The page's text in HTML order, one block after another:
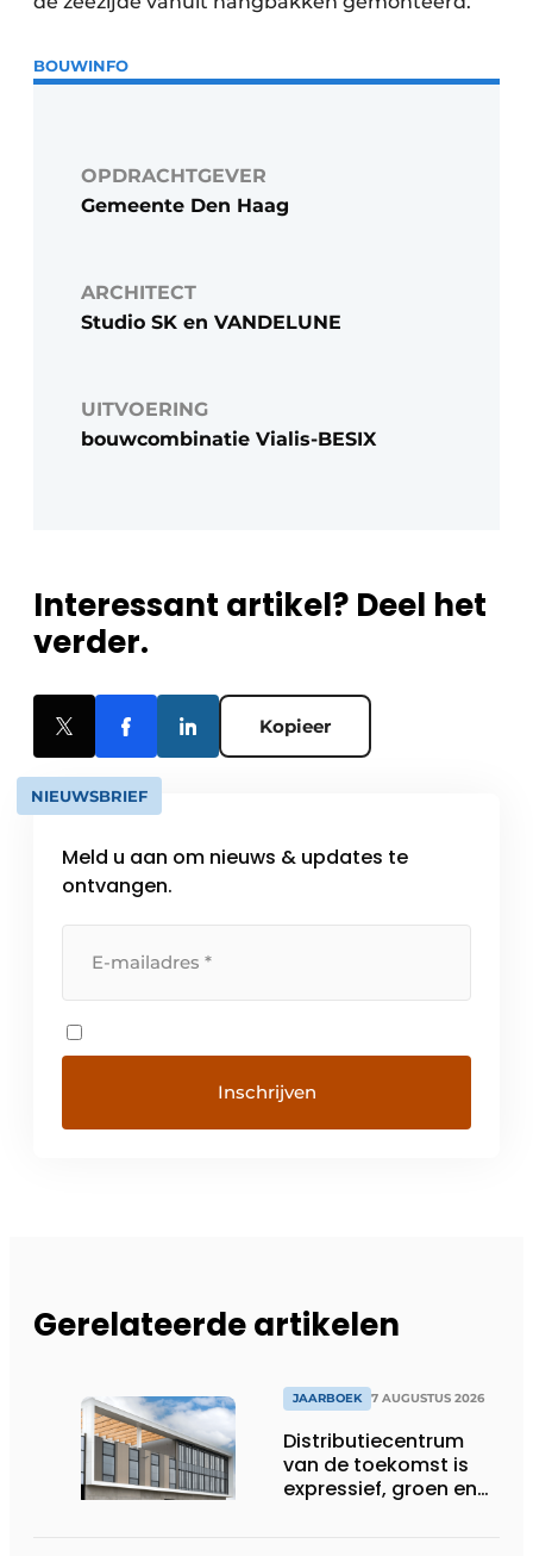
BOUWINFO
OPDRACHTGEVER
Gemeente Den Haag
ARCHITECT
Studio SK en VANDELUNE
UITVOERING
bouwcombinatie Vialis-BESIX
Interessant artikel? Deel het
verder.
Kopieer
NIEUWSBRIEF
Meld u aan om nieuws & updates te
ontvangen.
Gerelateerde artikelen
JAARBOEK 7 AUGUSTUS 2026
Distributiecentrum
van de toekomst is
expressief, groen en